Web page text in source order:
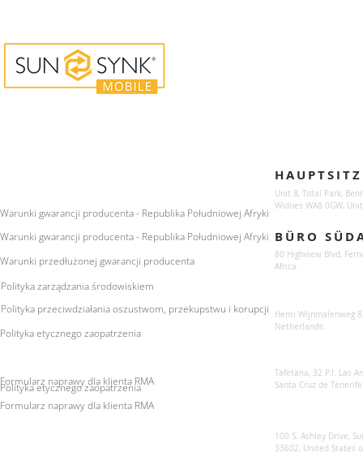
Warunki gwarancji producenta - Republika Południowej Afryki
Warunki gwarancji producenta - Republika Południowej Afryki
Warunki przedłużonej gwarancji producenta
Polityka zarządzania środowiskiem
Polityka przeciwdziałania oszustwom, przekupstwu i korupcji
Polityka etycznego zaopatrzenia
Formularz naprawy dla klienta RMA
Formularz naprawy dla klienta RMA
Polityka etycznego zaopatrzenia
HAUPTSITZ
Unit 8, Total Park,
Widnes WA8 0GW,
BÜRO
80 Highview Blvd,
Africa.
Henri Wijnmalenweg
Netherlands.
Tafetana, 32 P.I. Las
Santa Cruz de Tenerife
100 S. Ashley Drive,
33602, United States